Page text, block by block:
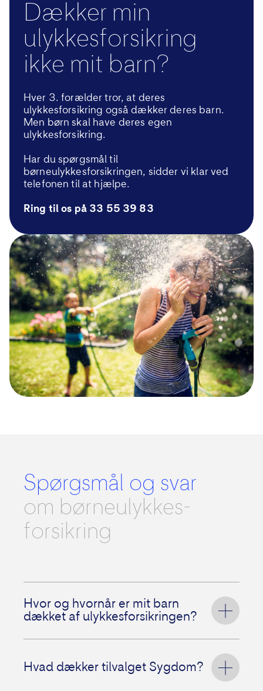
Dækker min
ulykkesforsikring
ikke mit barn?
Hver 3. forælder tror, at deres
ulykkesforsikring også dækker deres barn.
Men børn skal have deres egen
ulykkesforsikring.
Har du spørgsmål til
børneulykkesforsikringen, sidder vi klar ved
telefonen til at hjælpe.
Ring til os på 33 55 39 83
Spørgsmål og svar
om børneulykkes­
forsikring
Hvor og hvornår er mit barn
dækket af ulykkesforsikringen?
børneulykkesforsikringen overalt – døgnet
rundt. Det vil sige,uanset om det er i skole,
Hvad dækker tilvalget Sygdom?